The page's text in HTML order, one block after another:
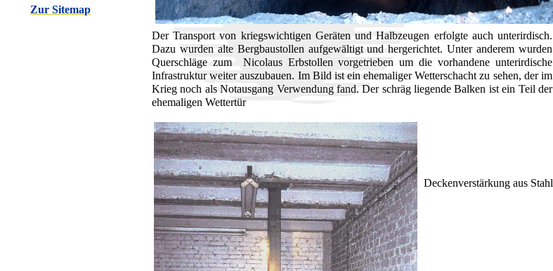
Der Transport von kriegswichtigen Geräten und Halbzeugen erfolgte auch unterirdisch.
Dazu wurden alte Bergbaustollen aufgewältigt und hergerichtet. Unter anderem wurden
Querschläge zum Nicolaus Erbstollen vorgetrieben um die vorhandene unterirdische
Infrastruktur weiter auszubauen. Im Bild ist ein ehemaliger Wetterschacht zu sehen, der im
Krieg noch als Notausgang Verwendung fand. Der schräg liegende Balken ist ein Teil der
ehemaligen Wettertür
Deckenverstärkung aus Stahl
Zur Sitemap